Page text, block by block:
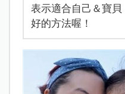
表示適合自己＆寶
好的方法喔！